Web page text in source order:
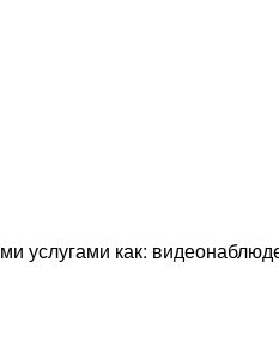
услугами как: